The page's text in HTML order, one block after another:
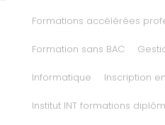
Formations accélérées
Formation sans BAC
Informatique Inscription
Institut INT formations